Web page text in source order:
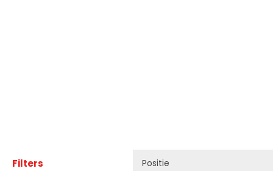
Filters Positie